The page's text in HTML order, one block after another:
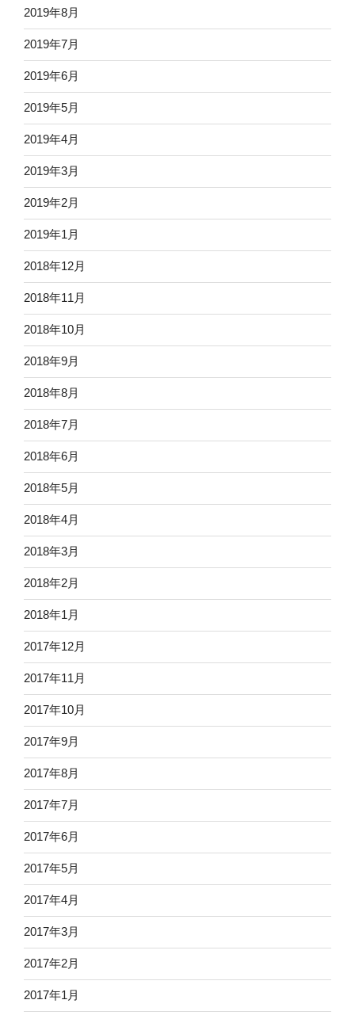
2019年8月
2019年7月
2019年6月
2019年5月
2019年4月
2019年3月
2019年2月
2019年1月
2018年12月
2018年11月
2018年10月
2018年9月
2018年8月
2018年7月
2018年6月
2018年5月
2018年4月
2018年3月
2018年2月
2018年1月
2017年12月
2017年11月
2017年10月
2017年9月
2017年8月
2017年7月
2017年6月
2017年5月
2017年4月
2017年3月
2017年2月
2017年1月